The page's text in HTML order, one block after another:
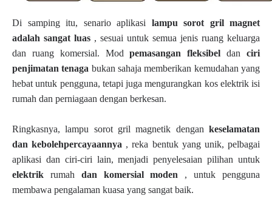
Di samping itu, senario aplikasi lampu sorot gril magnet
adalah sangat luas , sesuai untuk semua jenis ruang keluarga
dan ruang komersial. Modpemasangan fleksibeldanciri
penjimatan tenaga bukan sahaja memberikan kemudahan yang
hebat untuk pengguna, tetapi juga mengurangkan kos elektrik isi
rumah dan perniagaan dengan berkesan.
Ringkasnya, lampu sorot gril magnetik dengan keselamatan
dan kebolehpercayaannya , reka bentuk yang unik, pelbagai
aplikasi dan ciri-ciri lain, menjadi penyelesaian pilihan untuk
elektrik rumah dan komersial moden , untuk pengguna
membawa pengalaman kuasa yang sangat baik.